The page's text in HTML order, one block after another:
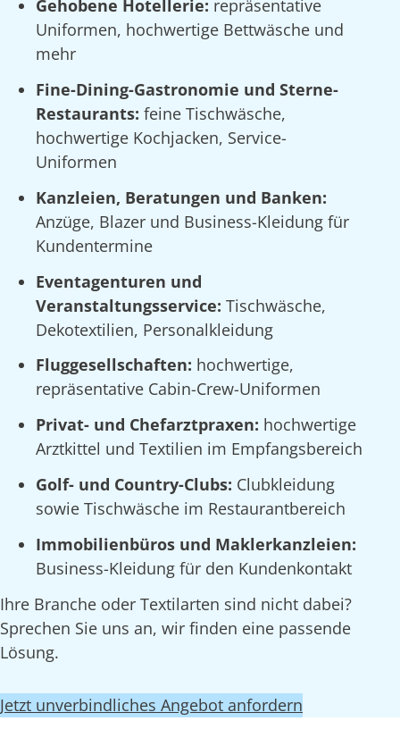
Gehobene Hotellerie: repräsentative
Uniformen, hochwertige Bettwäsche und
mehr
Fine-Dining-Gastronomie und Sterne-
Restaurants: feine Tischwäsche,
hochwertige Kochjacken, Service-
Uniformen
Kanzleien, Beratungen und Banken:
Anzüge, Blazer und Business-Kleidung für
Kundentermine
Eventagenturen und
Veranstaltungsservice: Tischwäsche,
Dekotextilien, Personalkleidung
Fluggesellschaften: hochwertige,
repräsentative Cabin-Crew-Uniformen
Privat- und Chefarztpraxen: hochwertige
Arztkittel und Textilien im Empfangsbereich
Golf- und Country-Clubs: Clubkleidung
sowie Tischwäsche im Restaurantbereich
Immobilienbüros und Maklerkanzleien:
Business-Kleidung für den Kundenkontakt
Ihre Branche oder Textilarten sind nicht dabei?
Sprechen Sie uns an, wir finden eine passende
Lösung.
Jetzt unverbindliches Angebot anfordern